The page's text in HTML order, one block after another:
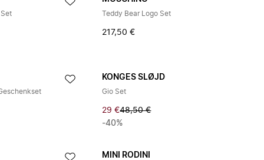
Teddy Bear Logo Set
217,50 €
KONGES SLØJD
Gio Set
29 €48,50 €
-40%
MINI RODINI